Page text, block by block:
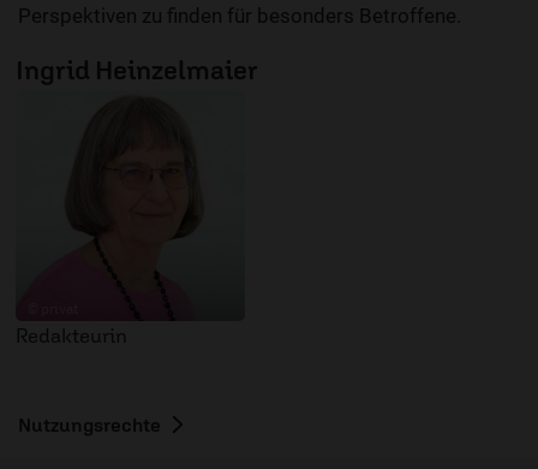
Perspektiven zu finden für besonders Betroffene.
Ingrid Heinzelmaier
Redakteurin
Nutzungsrechte